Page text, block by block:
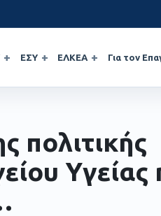
ΕΣΥ ΕΛΚΕΑ Για τον
πολιτικής
Υγείας